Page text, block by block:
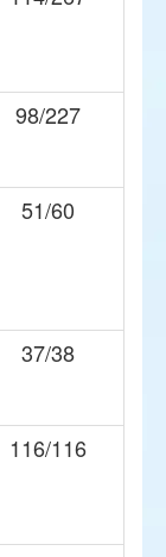
98/227
51/60
37/38
116/116